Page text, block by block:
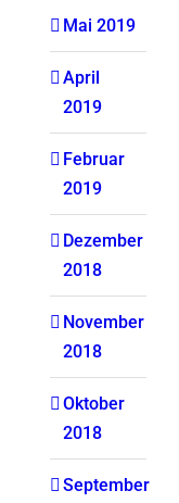
Mai 2019
April
2019
Februar
2019
Dezember
2018
November
2018
Oktober
2018
September